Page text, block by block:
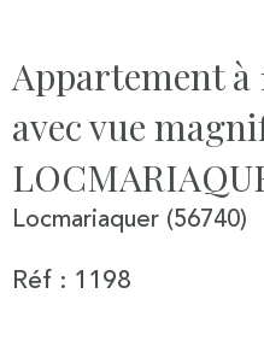
Appartement
avec vue
Locmariaquer (56740)
Réf : 1198